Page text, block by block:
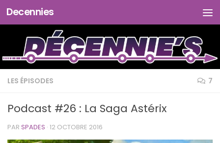
Skip to content
Decennies
LES ÉPISODES 7
Podcast #26 : La Saga Astérix
PAR SPADES · 12 OCTOBRE 2016